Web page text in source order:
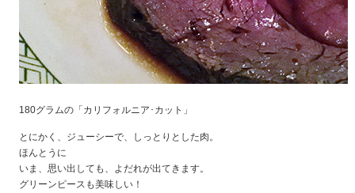
180グラムの「カリフォルニア･カット」
とにかく、ジューシーで、しっとりとした肉。
ほんとうに
いま、思い出しても、よだれが出てきます。
グリーンピースも美味しい！